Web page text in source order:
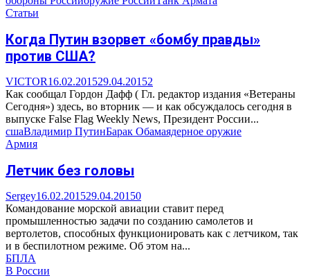
Статьи
Когда Путин взорвет «бомбу правды»
против США?
VICTOR16.02.201529.04.20152
Как сообщал Гордон Дафф ( Гл. редактор издания «Ветераны
Сегодня») здесь, во вторник — и как обсуждалось сегодня в
выпуске False Flag Weekly News, Президент России...
сшаВладимир ПутинБарак Обамаядерное оружие
Армия
Летчик без головы
Sergey16.02.201529.04.20150
Командование морской авиации ставит перед
промышленностью задачи по созданию самолетов и
вертолетов, способных функционировать как с летчиком, так
и в беспилотном режиме. Об этом на...
БПЛА
В России